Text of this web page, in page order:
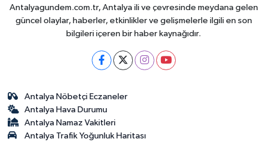
Antalyagundem.com.tr, Antalya ili ve çevresinde meydana gelen
güncel olaylar, haberler, etkinlikler ve gelişmelerle ilgili en son
bilgileri içeren bir haber kaynağıdır.
Antalya Nöbetçi Eczaneler
Antalya Hava Durumu
Antalya Namaz Vakitleri
Antalya Trafik Yoğunluk Haritası